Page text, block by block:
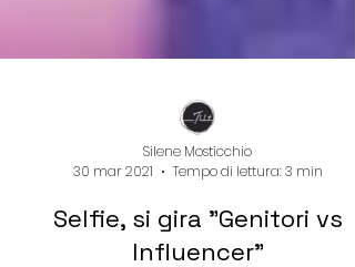
Silene Mosticchio
30 mar 2021
Tempo di lettura: 3 min